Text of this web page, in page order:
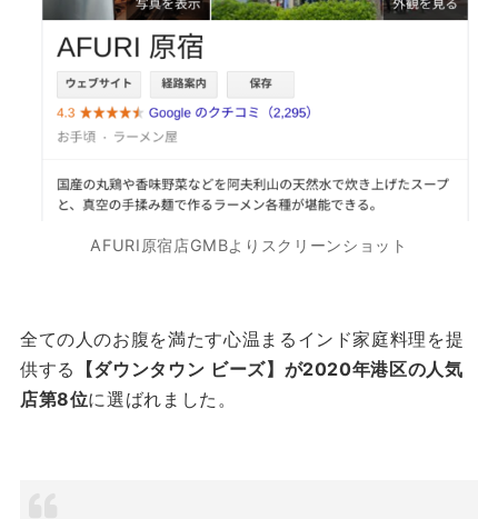
AFURI原宿店GMBよりスクリーンショット
全ての人のお腹を満たす心温まるインド家庭料理を提
供する
【ダウンタウン ビーズ】が2020年港区の人気
店第8位に選ばれました。